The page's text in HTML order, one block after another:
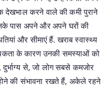
करने वाले की कमी पुराने
पास अपने और अपने घरों की
और सीमाएं हैं. खराब स्वास्थ्य
के कारण उनकी समस्याओं को
दुर्भाग्य से, जो लोग सबसे कमजोर
की संभावना रखते हैं, अकेले रहने